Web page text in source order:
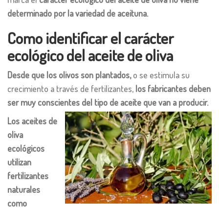
determinado por la variedad de aceituna.
Como identificar el carácter
ecológico del aceite de oliva
Desde que los olivos son plantados,o se estimula su
crecimiento a través de fertilizantes, los fabricantes deben
ser muy conscientes del tipo de aceite que van a producir.
Los aceites de
oliva
ecológicos
utilizan
fertilizantes
naturales
como